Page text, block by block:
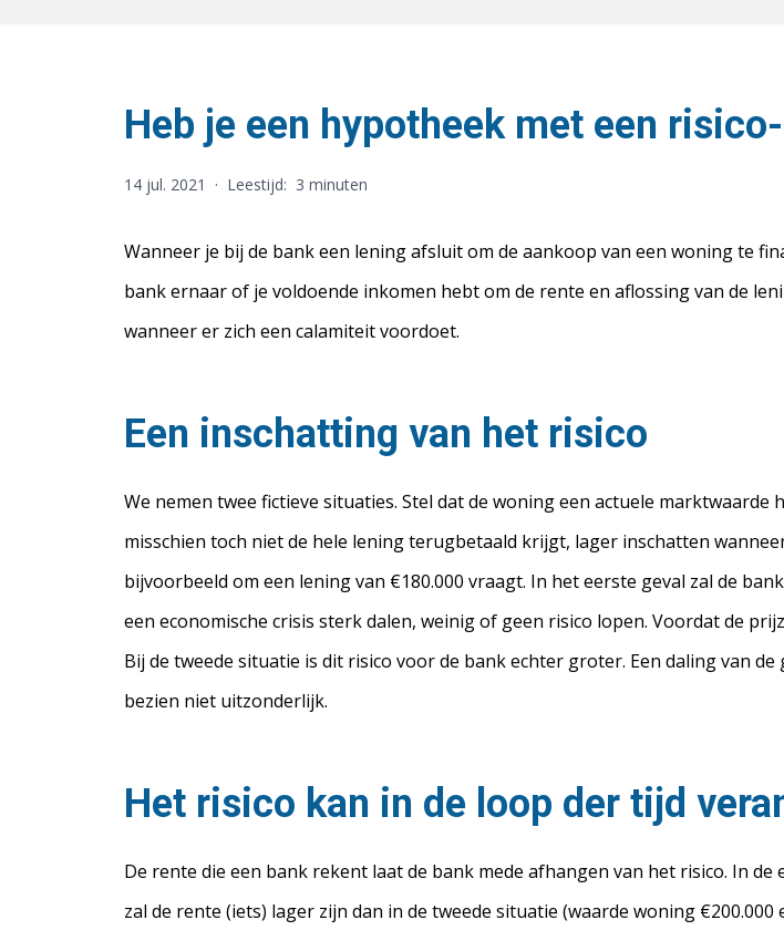
Heb je een hypotheek met een
14 jul. 2021 · Leestijd: 3 minuten
Wanneer je bij de bank een lening afsluit om de aankoop van een woning te
bank ernaar of je voldoende inkomen hebt om de rente en aflossing van de
wanneer er zich een calamiteit voordoet.
Een inschatting van het risico
We nemen twee fictieve situaties. Stel dat de woning een actuele
misschien toch niet de hele lening terugbetaald krijgt, lager inschatten
bijvoorbeeld om een lening van €180.000 vraagt. In het eerste geval zal de
een economische crisis sterk dalen, weinig of geen risico lopen. Voordat de
Bij de tweede situatie is dit risico voor de bank echter groter. Een daling van
bezien niet uitzonderlijk.
Het risico kan in de loop der tijd
De rente die een bank rekent laat de bank mede afhangen van het risico. In
zal de rente (iets) lager zijn dan in de tweede situatie (waarde woning €200.000